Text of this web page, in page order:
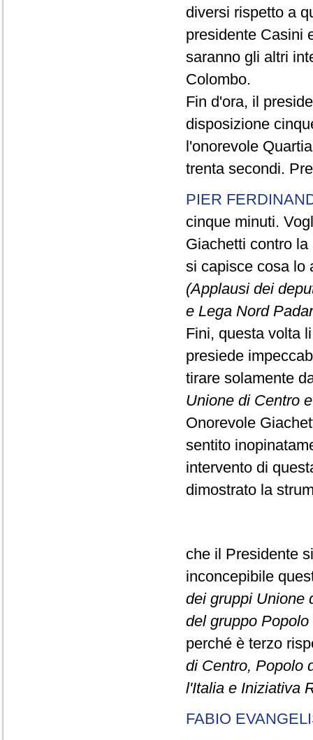
diversi rispetto a
presidente Casini
saranno gli altri
Colombo.
Fin d'ora, il
disposizione
l'onorevole
trenta secondi.
PIER
cinque minuti.
Giachetti contro
si capisce cosa lo
(Applausi dei
e Lega Nord
Fini, questa volta
presiede
tirare solamente
Unione di Centro
Onorevole
sentito
intervento di
dimostrato la
che il Presidente
inconcepibile
dei gruppi Unione
del gruppo
perché è terzo
di Centro, Popolo
l'Italia e Iniziativa
FABIO